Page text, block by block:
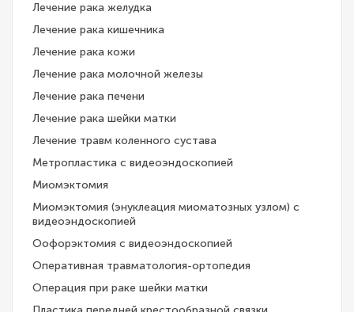
Лечение рака желудка
Лечение рака кишечника
Лечение рака кожи
Лечение рака молочной железы
Лечение рака печени
Лечение рака шейки матки
Лечение травм коленного сустава
Метропластика с видеоэндоскопией
Миомэктомия
Миомэктомия (энуклеация миоматозных узлом) с
видеоэндоскопией
Оофорэктомия с видеоэндоскопией
Оперативная травматология-ортопедия
Операция при раке шейки матки